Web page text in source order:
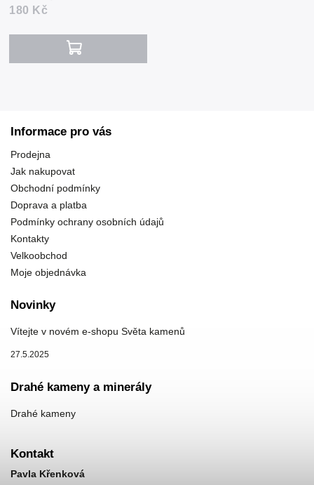
180 Kč
Informace pro vás
Prodejna
Jak nakupovat
Obchodní podmínky
Doprava a platba
Podmínky ochrany osobních údajů
Kontakty
Velkoobchod
Moje objednávka
Novinky
Vítejte v novém e-shopu Světa kamenů
27.5.2025
Drahé kameny a minerály
Drahé kameny
Kontakt
Pavla Křenková